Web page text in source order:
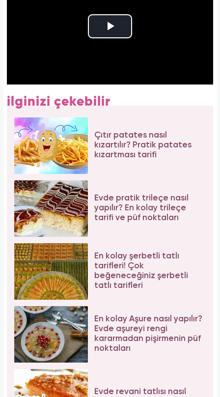
ilginizi çekebilir
Çıtır patates nasıl
kızartılır? Pratik patates
kızartması tarifi
Evde pratik trileçe nasıl
yapılır? En kolay trileçe
tarifi ve püf noktaları
En kolay şerbetli tatlı
tarifleri! Çok
beğeneceğiniz şerbetli
tatlı tarifleri
En kolay Aşure nasıl yapılır?
Evde aşureyi rengi
kararmadan pişirmenin püf
noktaları
Evde revani tatlısı nasıl